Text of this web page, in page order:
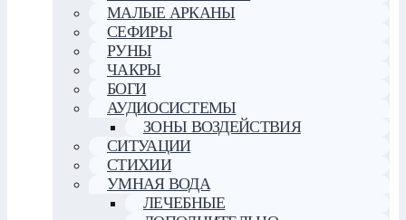
МАЛЫЕ АРКАНЫ
СЕФИРЫ
РУНЫ
ЧАКРЫ
БОГИ
АУДИОСИСТЕМЫ
ЗОНЫ ВОЗДЕЙСТВИЯ
СИТУАЦИИ
СТИХИИ
УМНАЯ ВОДА
ЛЕЧЕБНЫЕ